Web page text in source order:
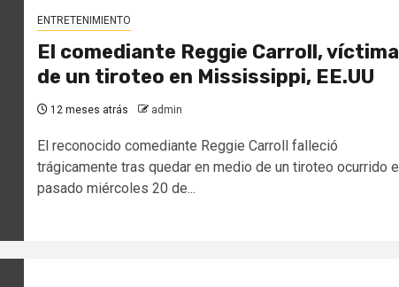
ENTRETENIMIENTO
El comediante Reggie Carroll, víctima
de un tiroteo en Mississippi, EE.UU
12 meses atrás admin
El reconocido comediante Reggie Carroll falleció
trágicamente tras quedar en medio de un tiroteo ocurrido
pasado miércoles 20 de...